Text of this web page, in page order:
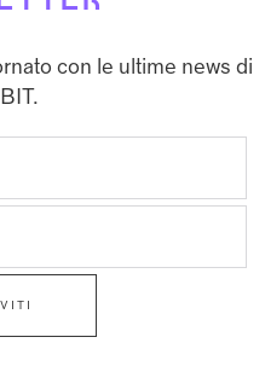
con le ultime news di